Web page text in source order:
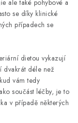
ale také pohybové a
se díky klinické
případech se
dietou vykazují
dvakrát déle než
vám tedy
součást léčby, je to
v případě některých